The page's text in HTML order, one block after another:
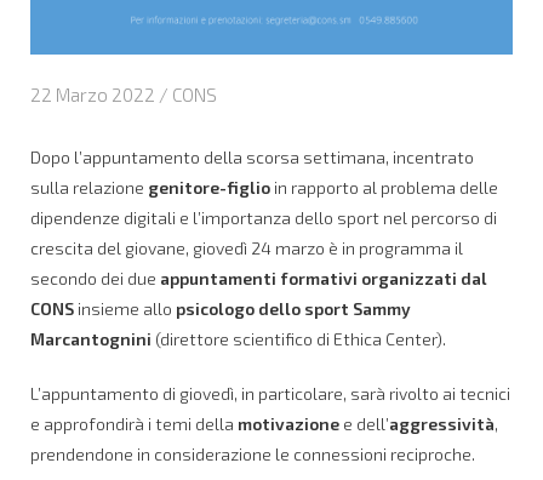
22 Marzo 2022 / CONS
Dopo l’appuntamento della scorsa settimana, incentrato
sulla relazione genitore-figlio in rapporto al problema delle
dipendenze digitali e l’importanza dello sport nel percorso di
crescita del giovane, giovedì 24 marzo è in programma il
secondo dei due appuntamenti formativi organizzati dal
CONS insieme allo psicologo dello sport Sammy
Marcantognini (direttore scientifico di Ethica Center).
L’appuntamento di giovedì, in particolare, sarà rivolto ai tecnici
e approfondirà i temi della motivazione e dell’aggressività,
prendendone in considerazione le connessioni reciproche.